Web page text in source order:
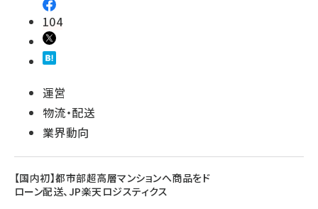
104
運営
物流・配送
業界動向
【国内初】都市部超高層マンションへ商品をド
ローン配送、JP楽天ロジスティクス